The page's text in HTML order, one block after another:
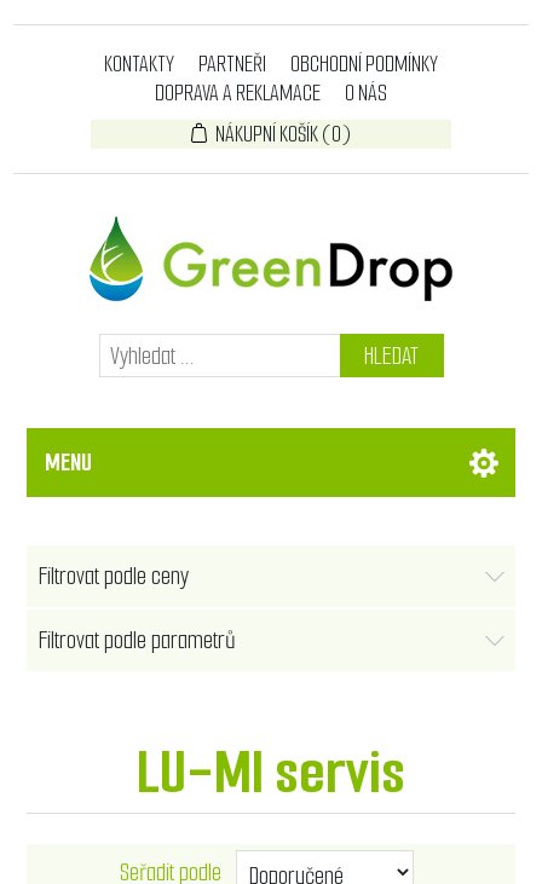
KONTAKTY PARTNEŘI
OBCHODNÍ PODMÍNKY
DOPRAVA A REKLAMACE
O NÁS
NÁKUPNÍ KOŠÍK(0)
HLEDAT
MENU
Filtrovat podle ceny
Filtrovat podle parametrů
LU-MI servis
Seřadit podle